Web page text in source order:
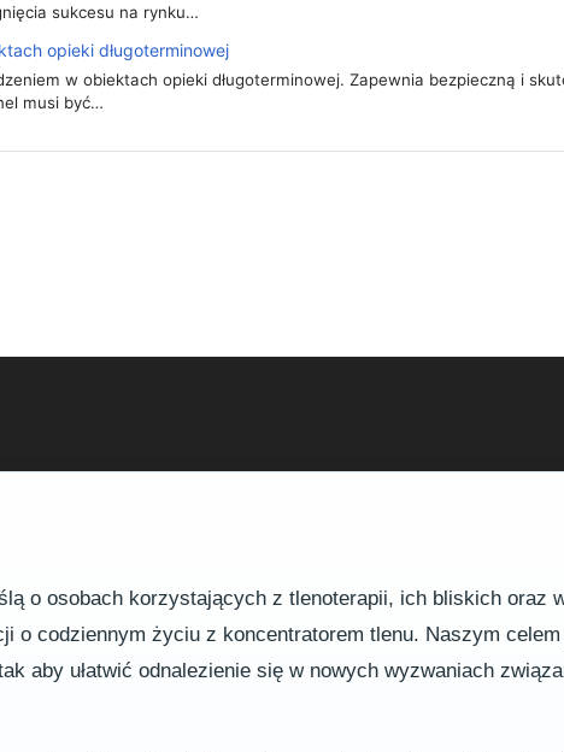
sukcesu na rynku…
opieki długoterminowej
w obiektach opieki długoterminowej. Zapewnia bezpieczną i
musi być…
o osobach korzystających z tlenoterapii, ich bliskich oraz
o codziennym życiu z koncentratorem tlenu. Naszym
aby ułatwić odnalezienie się w nowych wyzwaniach